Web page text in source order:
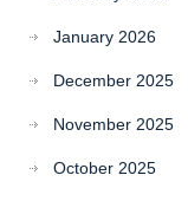
January 2026
December 2025
November 2025
October 2025